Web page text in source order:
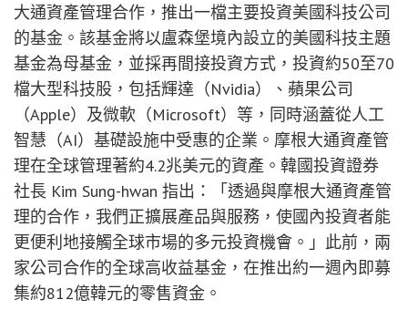
大通資產管理合作，推出一檔主要投資美國科技公司
的基金。該基金將以盧森堡境內設立的美國科技主題
基金為母基金，並採再間接投資方式，投資約50至70
檔大型科技股，包括輝達（Nvidia）、蘋果公司
（Apple）及微軟（Microsoft）等，同時涵蓋從人工
智慧（AI）基礎設施中受惠的企業。摩根大通資產管
理在全球管理著約4.2兆美元的資產。韓國投資證券
社長 Kim Sung-hwan 指出：「透過與摩根大通資產管
理的合作，我們正擴展產品與服務，使國內投資者能
更便利地接觸全球市場的多元投資機會。」此前，兩
家公司合作的全球高收益基金，在推出約一週內即募
集約812億韓元的零售資金。